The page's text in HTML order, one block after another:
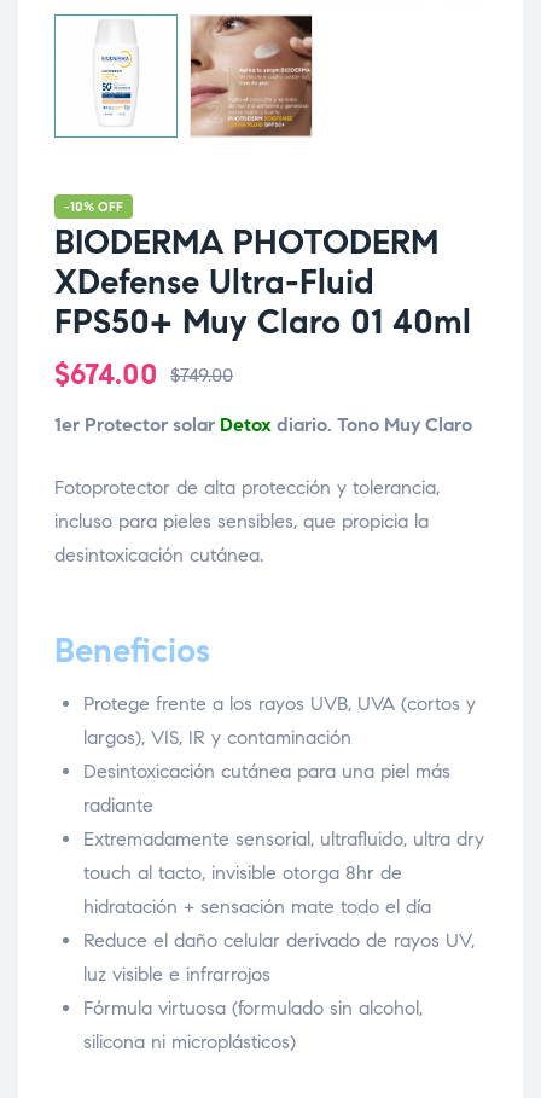
-10% OFF
BIODERMA PHOTODERM
XDefense Ultra-Fluid
FPS50+ Muy Claro 01 40ml
$749.00
$674.00
1er Protector solar Detox diario. Tono Muy Claro
Fotoprotector de alta protección y tolerancia,
incluso para pieles sensibles, que propicia la
desintoxicación cutánea.
Beneficios
Protege frente a los rayos UVB, UVA (cortos y
largos), VIS, IR y contaminación
Desintoxicación cutánea para una piel más
radiante
Extremadamente sensorial, ultrafluido, ultra dry
touch al tacto, invisible otorga 8hr de
hidratación + sensación mate todo el día
Reduce el daño celular derivado de rayos UV,
luz visible e infrarrojos
Fórmula virtuosa (formulado sin alcohol,
silicona ni microplásticos)